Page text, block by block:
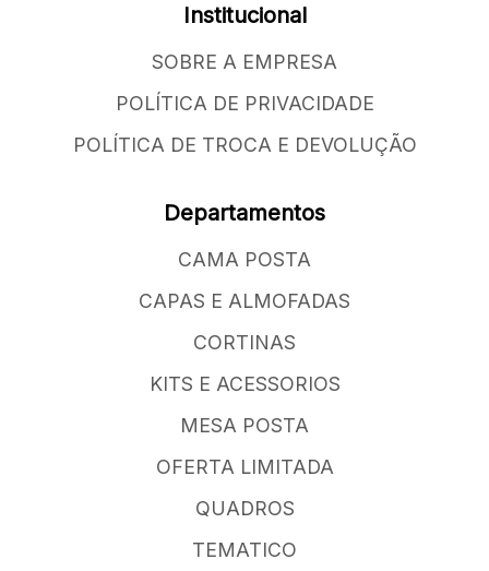
Institucional
SOBRE A EMPRESA
POLÍTICA DE PRIVACIDADE
POLÍTICA DE TROCA E DEVOLUÇÃO
Departamentos
CAMA POSTA
CAPAS E ALMOFADAS
CORTINAS
KITS E ACESSORIOS
MESA POSTA
OFERTA LIMITADA
QUADROS
TEMATICO